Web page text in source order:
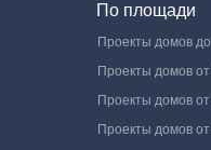
По площади
Проекты домов
Проекты домов
Проекты домов
Проекты домов